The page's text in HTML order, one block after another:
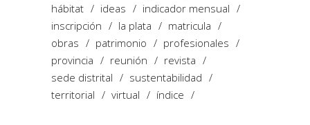
hábitat
ideas
indicador mensual
inscripción
la plata
matricula
obras
patrimonio
profesionales
provincia
reunión
revista
sede distrital
sustentabilidad
territorial
virtual índice